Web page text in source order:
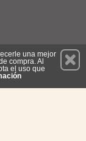
Suscríbete
una mejor
compra. Al
el uso que